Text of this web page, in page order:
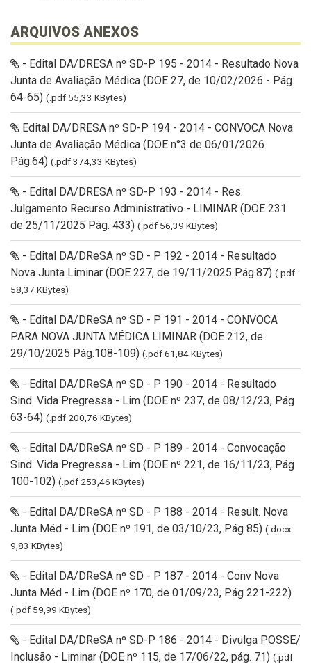
ARQUIVOS ANEXOS
- Edital DA/DRESA nº SD-P 195 - 2014 - Resultado Nova
Junta de Avaliação Médica (DOE 27, de 10/02/2026 - Pág.
64-65) (.pdf 55,33 KBytes)
Edital DA/DRESA nº SD-P 194 - 2014 - CONVOCA Nova
Junta de Avaliação Médica (DOE n°3 de 06/01/2026
Pág.64) (.pdf 374,33 KBytes)
- Edital DA/DRESA nº SD-P 193 - 2014 - Res.
Julgamento Recurso Administrativo - LIMINAR (DOE 231
de 25/11/2025 Pág. 433) (.pdf 56,39 KBytes)
- Edital DA/DReSA nº SD - P 192 - 2014 - Resultado
Nova Junta Liminar (DOE 227, de 19/11/2025 Pág.87) (.pdf
58,37 KBytes)
- Edital DA/DReSA nº SD - P 191 - 2014 - CONVOCA
PARA NOVA JUNTA MÉDICA LIMINAR (DOE 212, de
29/10/2025 Pág.108-109) (.pdf 61,84 KBytes)
- Edital DA/DReSA nº SD - P 190 - 2014 - Resultado
Sind. Vida Pregressa - Lim (DOE nº 237, de 08/12/23, Pág
63-64) (.pdf 200,76 KBytes)
- Edital DA/DReSA nº SD - P 189 - 2014 - Convocação
Sind. Vida Pregressa - Lim (DOE nº 221, de 16/11/23, Pág
100-102) (.pdf 253,46 KBytes)
- Edital DA/DReSA nº SD - P 188 - 2014 - Result. Nova
Junta Méd - Lim (DOE nº 191, de 03/10/23, Pág 85) (.docx
9,83 KBytes)
- Edital DA/DReSA nº SD - P 187 - 2014 - Conv Nova
Junta Méd - Lim (DOE nº 170, de 01/09/23, Pág 221-222)
(.pdf 59,99 KBytes)
- Edital DA/DReSA nº SD-P 186 - 2014 - Divulga POSSE/
Inclusão - Liminar (DOE nº 115, de 17/06/22, pág. 71) (.pdf